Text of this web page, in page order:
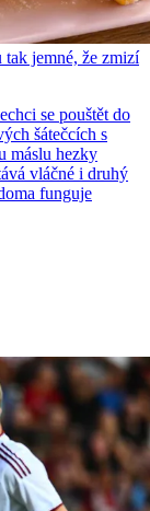
tak jemné, že zmizí
se pouštět do
šátečcích s
máslu hezky
vláčné i druhý
funguje